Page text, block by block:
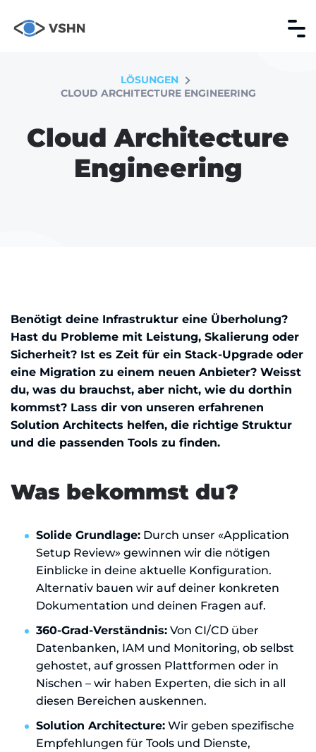
LÖSUNGEN
CLOUD ARCHITECTURE ENGINEERING
Cloud Architecture
Engineering
Benötigt deine Infrastruktur eine Überholung?
Hast du Probleme mit Leistung, Skalierung oder
Sicherheit? Ist es Zeit für ein Stack-Upgrade oder
eine Migration zu einem neuen Anbieter? Weisst
du, was du brauchst, aber nicht, wie du dorthin
kommst? Lass dir von unseren erfahrenen
Solution Architects helfen, die richtige Struktur
und die passenden Tools zu finden.
Was bekommst du?
Solide Grundlage: Durch unser «Application
Setup Review» gewinnen wir die nötigen
Einblicke in deine aktuelle Konfiguration.
Alternativ bauen wir auf deiner konkreten
Dokumentation und deinen Fragen auf.
360-Grad-Verständnis: Von CI/CD über
Datenbanken, IAM und Monitoring, ob selbst
gehostet, auf grossen Plattformen oder in
Nischen – wir haben Experten, die sich in all
diesen Bereichen auskennen.
Solution Architecture: Wir geben spezifische
Empfehlungen für Tools und Dienste,